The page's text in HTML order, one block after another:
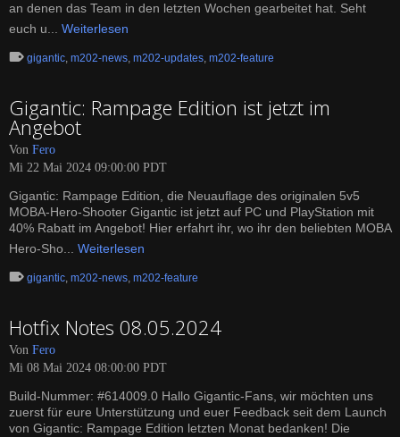
an denen das Team in den letzten Wochen gearbeitet hat. Seht
euch u... Weiterlesen
gigantic, m202-news, m202-updates, m202-feature
Gigantic: Rampage Edition ist jetzt im
Angebot
Von Fero
Mi 22 Mai 2024 09:00:00 PDT
Gigantic: Rampage Edition, die Neuauflage des originalen 5v5
MOBA-Hero-Shooter Gigantic ist jetzt auf PC und PlayStation mit
40% Rabatt im Angebot! Hier erfahrt ihr, wo ihr den beliebten MOBA
Hero-Sho... Weiterlesen
gigantic, m202-news, m202-feature
Hotfix Notes 08.05.2024
Von Fero
Mi 08 Mai 2024 08:00:00 PDT
Build-Nummer: #614009.0 Hallo Gigantic-Fans, wir möchten uns
zuerst für eure Unterstützung und euer Feedback seit dem Launch
von Gigantic: Rampage Edition letzten Monat bedanken! Die